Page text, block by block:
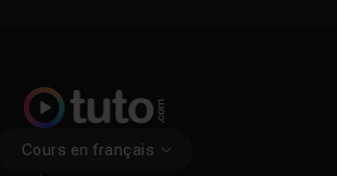
Cours en français